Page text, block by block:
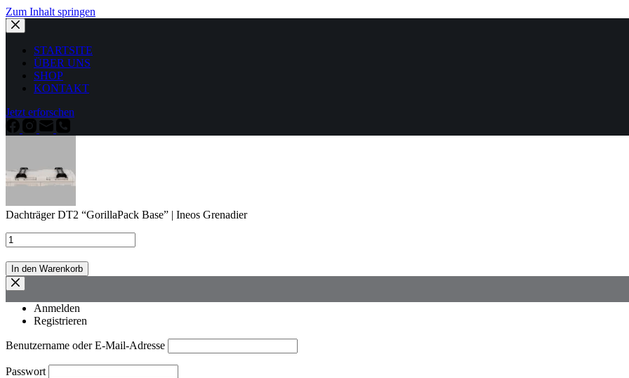
Zum Inhalt springen
STARTSITE
ÜBER UNS
SHOP
KONTAKT
Jetzt erforschen
Dachträger DT2 “GorillaPack Base” | Ineos Grenadier
In den Warenkorb
Anmelden
Registrieren
Benutzername oder E-Mail-Adresse
Passwort